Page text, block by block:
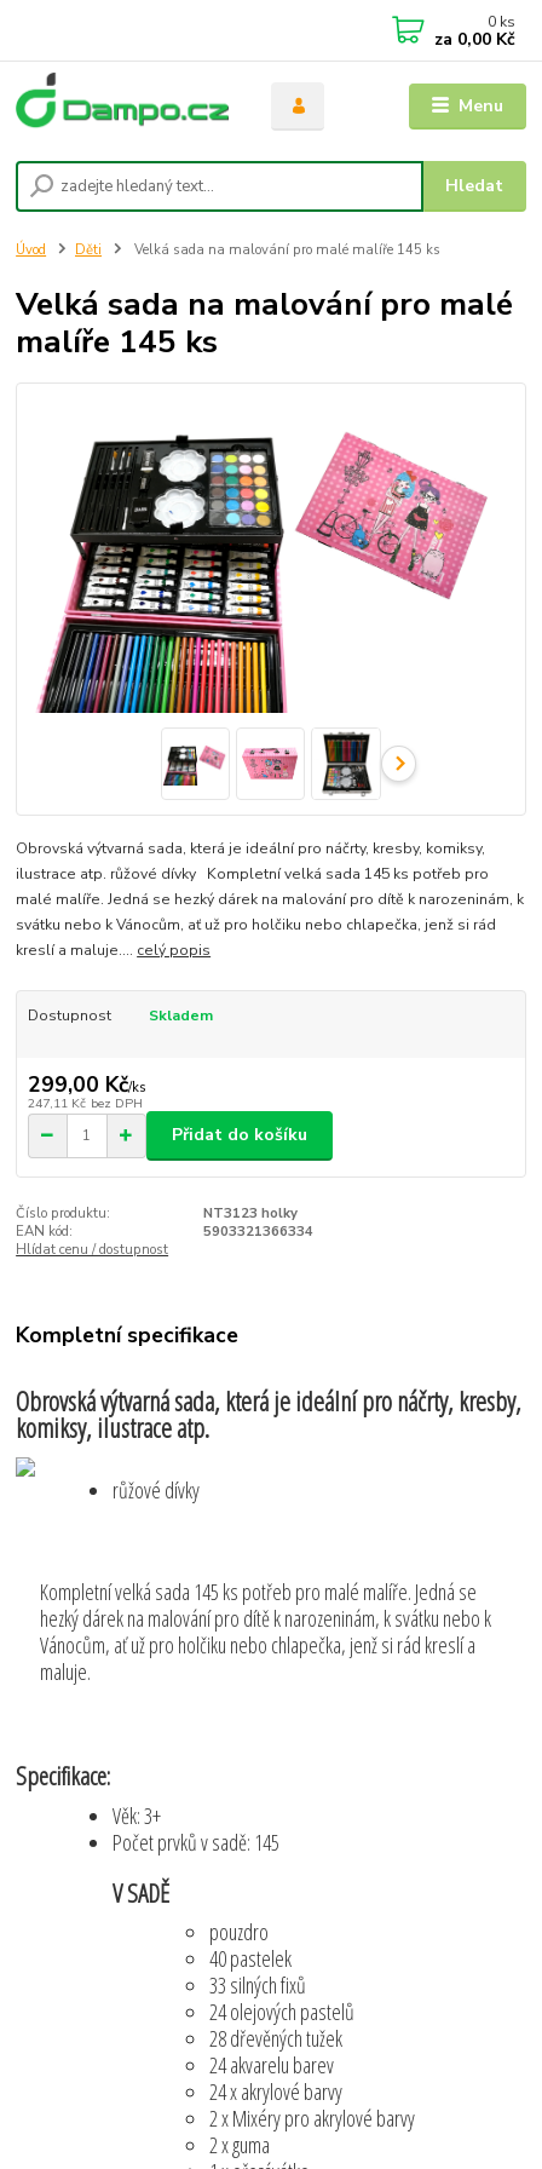
Menu
Hledat
0 ks
za 0,00 Kč
Úvod Děti Velká sada na malování pro malé malíře 145 ks
Velká sada na malování pro malé
malíře 145 ks
Obrovská výtvarná sada, která je ideální pro náčrty, kresby, komiksy,
ilustrace atp. růžové dívky Kompletní velká sada 145 ks potřeb pro
malé malíře. Jedná se hezký dárek na malování pro dítě k narozeninám, k
svátku nebo k Vánocům, ať už pro holčiku nebo chlapečka, jenž si rád
kreslí a maluje.... celý popis
Dostupnost Skladem
299,00 Kč/ks
247,11 Kč bez DPH
Přidat do košíku
Číslo produktu:
NT3123 holky
EAN kód:
5903321366334
Hlídat cenu / dostupnost
Kompletní specifikace
Obrovská výtvarná sada, která je ideální pro náčrty, kresby,
komiksy, ilustrace atp.
růžové dívky
Kompletní velká sada 145 ks potřeb pro malé malíře. Jedná se
hezký dárek na malování pro dítě k narozeninám, k svátku nebo k
Vánocům, ať už pro holčiku nebo chlapečka, jenž si rád kreslí a
maluje.
Specifikace:
Věk: 3+
Počet prvků v sadě: 145
V SADĚ
pouzdro
40 pastelek
33 silných fixů
24 olejových pastelů
28 dřevěných tužek
24 akvarelu barev
24 x akrylové barvy
2 x Mixéry pro akrylové barvy
2 x guma